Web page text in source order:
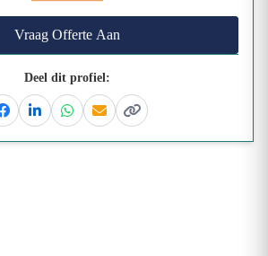
Vraag Offerte Aan
Deel dit profiel:
FacebookLinkedinWhatsapp
EmailKopieer link